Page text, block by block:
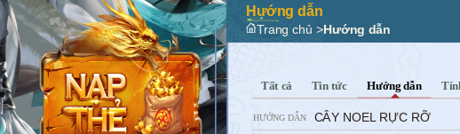
Hướng dẫn
Trang chủ >Hướng dẫn
Tất cả Tin tức Hướng dẫn
HƯỚNG DẪN CÂY NOEL RỰC RỠ